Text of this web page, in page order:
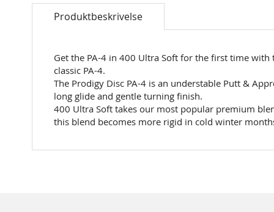
of
Produktbeskrivelse
Get the PA-4 in 400 Ultra Soft for the first time
classic PA-4.
The Prodigy Disc PA-4 is an understable Putt &
long glide and gentle turning finish.
400 Ultra Soft takes our most popular premium
this blend becomes more rigid in cold winter